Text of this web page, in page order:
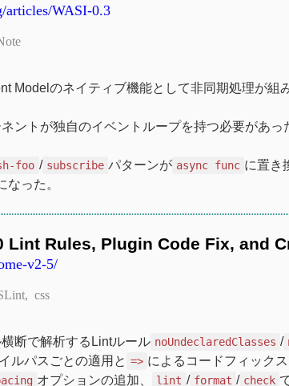
articles/WASI-0.3
Modelのネイティブ機能として非同期処理が組
ントが独自のイベントループを持つ必要があ
foo / subscribe パターンが async func に置き
なった。
Lint Rules, Plugin Code Fix, and
v2-5/
css
断で解析するLintルール noUndeclaredClasses /
ルパスごとの適用と => によるコードフィックス
オプションの追加、 lint / format / check